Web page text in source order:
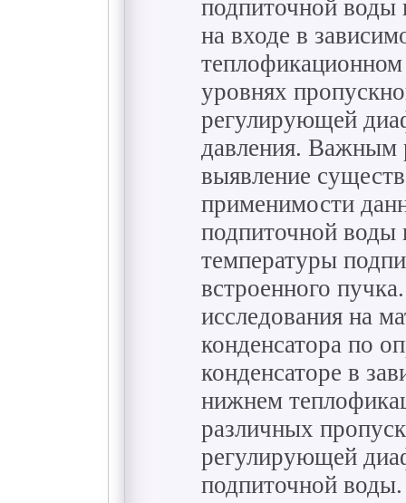
подпиточной воды
на входе в
уровнях
регулирующей
давления. Важным
выявление
применимости
подпиточной
температуры
встроенного
исследования на
конденсатора по
конденсаторе в
нижнем
различных
регулирующей
подпиточной